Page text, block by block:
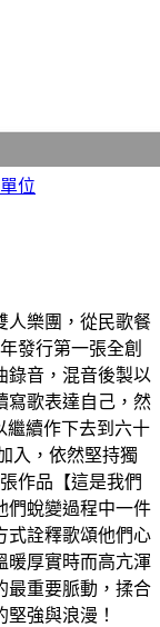
位
人樂團，從民歌餐
發行第一張全創
錄音，混音後製以
寫歌表達自己，然
繼續作下去到六十
入，依然堅持獨
作品【這是我們
們蛻變過程中一件
式詮釋歌頌他們心
暖厚實時而高亢渾
最重要脈動，揉合
堅強與浪漫！